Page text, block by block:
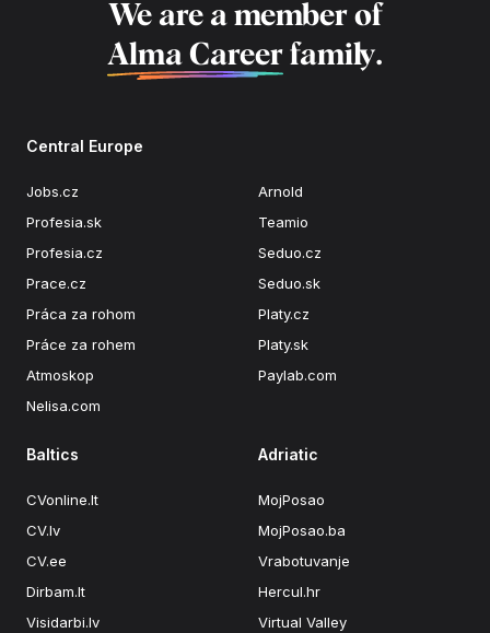
We are a member of
Alma Career family.
Central Europe
Jobs.cz
Profesia.sk
Profesia.cz
Prace.cz
Práca za rohom
Práce za rohem
Atmoskop
Nelisa.com
Arnold
Teamio
Seduo.cz
Seduo.sk
Platy.cz
Platy.sk
Paylab.com
Baltics
CVonline.lt
CV.lv
CV.ee
Dirbam.lt
Visidarbi.lv
Adriatic
MojPosao
MojPosao.ba
Vrabotuvanje
Hercul.hr
Virtual Valley